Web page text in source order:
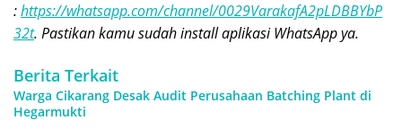
:https://whatsapp.com/channel/0029VarakafA2pLDBBYbP
32t. Pastikan kamu sudah install aplikasi WhatsApp ya.
Berita Terkait
Warga Cikarang Desak Audit Perusahaan Batching Plant di
Hegarmukti